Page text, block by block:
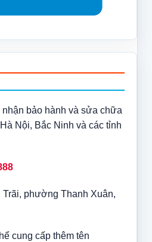
bảo hành và sửa chữa
Nội, Bắc Ninh và các tỉnh
Trãi, phường Thanh Xuân,
cung cấp thêm tên